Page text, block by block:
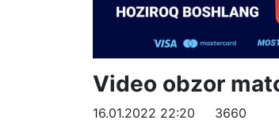
Video obzor
16.01.2022 22:20 3660